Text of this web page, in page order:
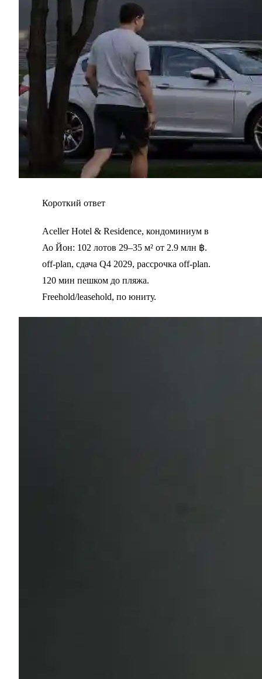
Короткий ответ
Aceller Hotel & Residence, кондоминиум в
Ао Йон: 102 лотов 29–35 м² от 2.9 млн ฿.
off-plan, сдача Q4 2029, рассрочка off-plan.
120 мин пешком до пляжа.
Freehold/leasehold, по юниту.